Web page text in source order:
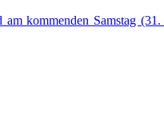
kommenden Samstag